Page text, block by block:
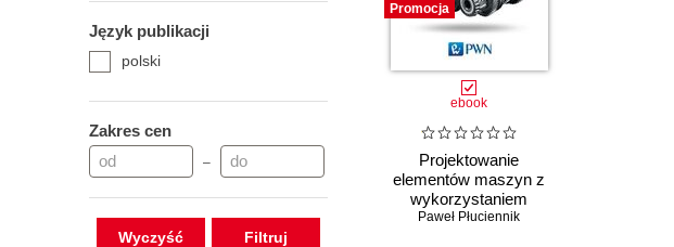
Język publikacji
polski
Zakres cen
–
Wyczyść
Promocja
ebook
Projektowanie
elementów maszyn z
wykorzystaniem
programu Autodesk
Paweł Płuciennik